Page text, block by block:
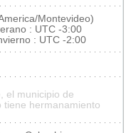
Montevideo)
: UTC -3:00
: UTC -2:00
el municipio de
tiene hermanamiento